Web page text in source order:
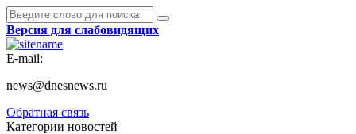
Версия для слабовидящих
E-mail:
news@dnesnews.ru
Обратная связь
Категории новостей